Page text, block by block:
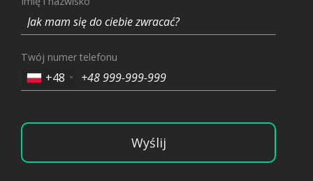
Twój numer telefonu
+48
Wyślij